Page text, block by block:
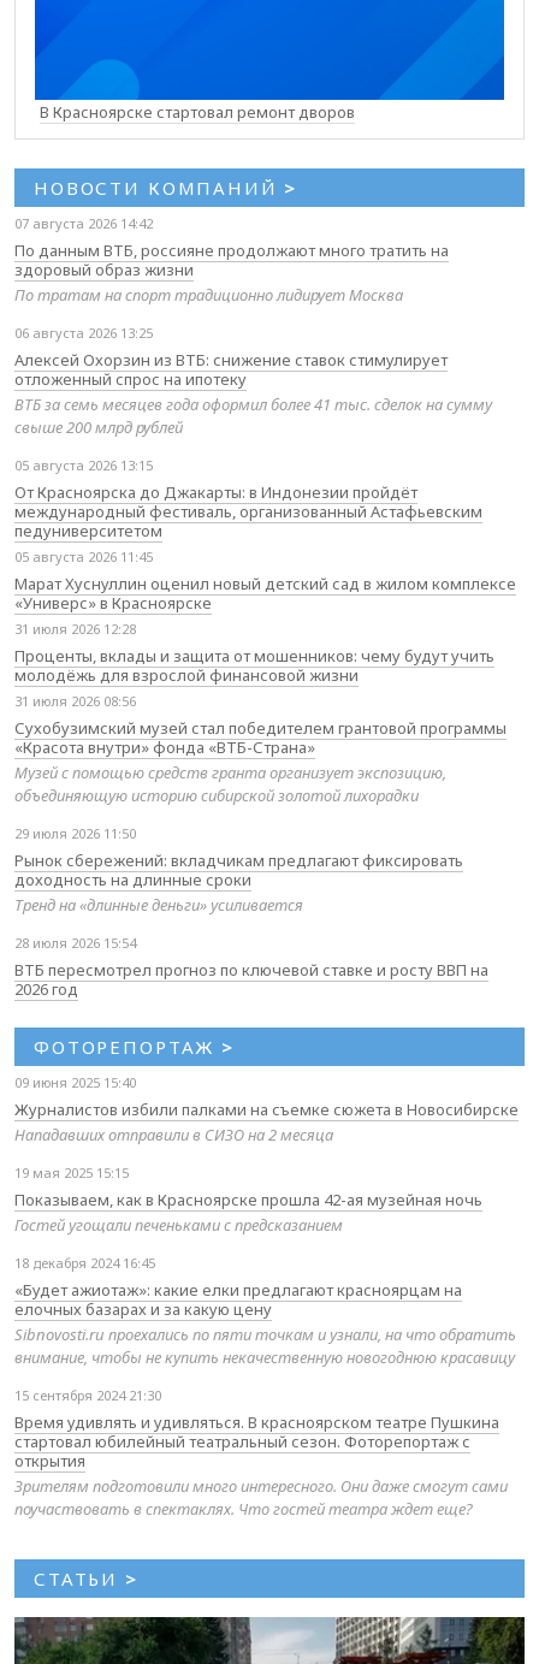
В Красноярске стартовал ремонт дворов
НОВОСТИ КОМПАНИЙ >
07 августа 2026 14:42
По данным ВТБ, россияне продолжают много тратить на
здоровый образ жизни
По тратам на спорт традиционно лидирует Москва
06 августа 2026 13:25
Алексей Охорзин из ВТБ: снижение ставок стимулирует
отложенный спрос на ипотеку
ВТБ за семь месяцев года оформил более 41 тыс. сделок на сумму
свыше 200 млрд рублей
05 августа 2026 13:15
От Красноярска до Джакарты: в Индонезии пройдёт
международный фестиваль, организованный Астафьевским
педуниверситетом
05 августа 2026 11:45
Марат Хуснуллин оценил новый детский сад в жилом комплексе
«Универс» в Красноярске
31 июля 2026 12:28
Проценты, вклады и защита от мошенников: чему будут учить
молодёжь для взрослой финансовой жизни
31 июля 2026 08:56
Сухобузимский музей стал победителем грантовой программы
«Красота внутри» фонда «ВТБ-Страна»
Музей с помощью средств гранта организует экспозицию,
объединяющую историю сибирской золотой лихорадки
29 июля 2026 11:50
Рынок сбережений: вкладчикам предлагают фиксировать
доходность на длинные сроки
Тренд на «длинные деньги» усиливается
28 июля 2026 15:54
ВТБ пересмотрел прогноз по ключевой ставке и росту ВВП на
2026 год
ФОТОРЕПОРТАЖ >
09 июня 2025 15:40
Журналистов избили палками на съемке сюжета в Новосибирске
Нападавших отправили в СИЗО на 2 месяца
19 мая 2025 15:15
Показываем, как в Красноярске прошла 42-ая музейная ночь
Гостей угощали печеньками с предсказанием
18 декабря 2024 16:45
«Будет ажиотаж»: какие елки предлагают красноярцам на
елочных базарах и за какую цену
Sibnovosti.ru проехались по пяти точкам и узнали, на что обратить
внимание, чтобы не купить некачественную новогоднюю красавицу
15 сентября 2024 21:30
Время удивлять и удивляться. В красноярском театре Пушкина
стартовал юбилейный театральный сезон. Фоторепортаж с
открытия
Зрителям подготовили много интересного. Они даже смогут сами
поучаствовать в спектаклях. Что гостей театра ждет еще?
СТАТЬИ >